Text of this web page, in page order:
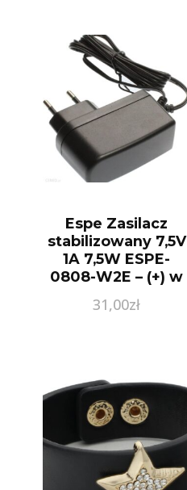
Espe Zasilacz
stabilizowany 7,5V
1A 7,5W ESPE-
0808-W2E – (+) w
31,00zł